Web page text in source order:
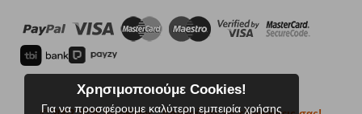
Χρησιμοποιούμε Cookies!
Για να προσφέρουμε καλύτερη εμπειρία χρήσης